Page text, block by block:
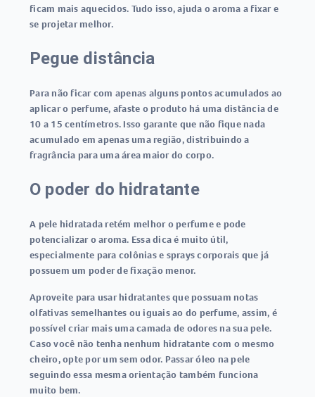
ficam mais aquecidos. Tudo isso, ajuda o aroma a fixar e
se projetar melhor.
Pegue distância
Para não ficar com apenas alguns pontos acumulados ao
aplicar o perfume, afaste o produto há uma distância de
10 a 15 centímetros. Isso garante que não fique nada
acumulado em apenas uma região, distribuindo a
fragrância para uma área maior do corpo.
O poder do hidratante
A pele hidratada retém melhor o perfume e pode
potencializar o aroma. Essa dica é muito útil,
especialmente para colônias e sprays corporais que já
possuem um poder de fixação menor.
Aproveite para usar hidratantes que possuam notas
olfativas semelhantes ou iguais ao do perfume, assim, é
possível criar mais uma camada de odores na sua pele.
Caso você não tenha nenhum hidratante com o mesmo
cheiro, opte por um sem odor. Passar óleo na pele
seguindo essa mesma orientação também funciona
muito bem.